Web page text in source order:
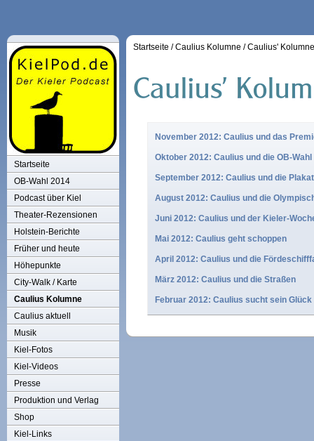
Startseite
OB-Wahl 2014
Podcast über Kiel
Theater-Rezensionen
Holstein-Berichte
Früher und heute
Höhepunkte
City-Walk / Karte
Caulius Kolumne
Caulius aktuell
Musik
Kiel-Fotos
Kiel-Videos
Presse
Produktion und Verlag
Shop
Kiel-Links
Startseite /Caulius Kolumne /Caulius'
November 2012: Caulius und das
Oktober 2012: Caulius und die OB-Wahl
September 2012: Caulius und die
August 2012: Caulius und die
Juni 2012: Caulius und der Kieler-
Mai 2012: Caulius geht schoppen
April 2012: Caulius und die
März 2012: Caulius und die Straßen
Februar 2012: Caulius sucht sein Glück